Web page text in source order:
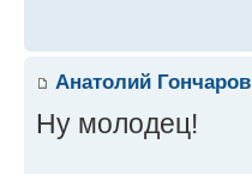
Анатолий Гончаров
Ну молодец!